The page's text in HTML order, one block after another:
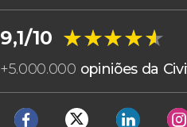
9,1/10 ★★★★★
★★★★★
+5.000.000 opiniões da